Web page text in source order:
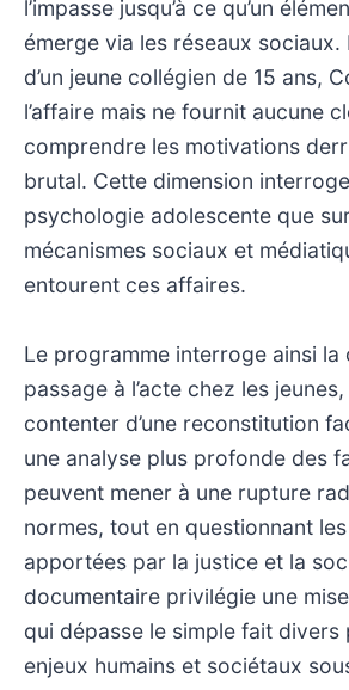
l’impasse jusqu’à ce qu’un
émerge via les réseaux sociaux.
d’un jeune collégien de 15 ans,
l’affaire mais ne fournit aucune
comprendre les motivations
brutal. Cette dimension
psychologie adolescente que
mécanismes sociaux et
entourent ces affaires.
Le programme interroge ainsi la
passage à l’acte chez les
contenter d’une reconstitution
une analyse plus profonde des
peuvent mener à une rupture
normes, tout en questionnant
apportées par la justice et la
documentaire privilégie une
qui dépasse le simple fait divers
enjeux humains et sociétaux